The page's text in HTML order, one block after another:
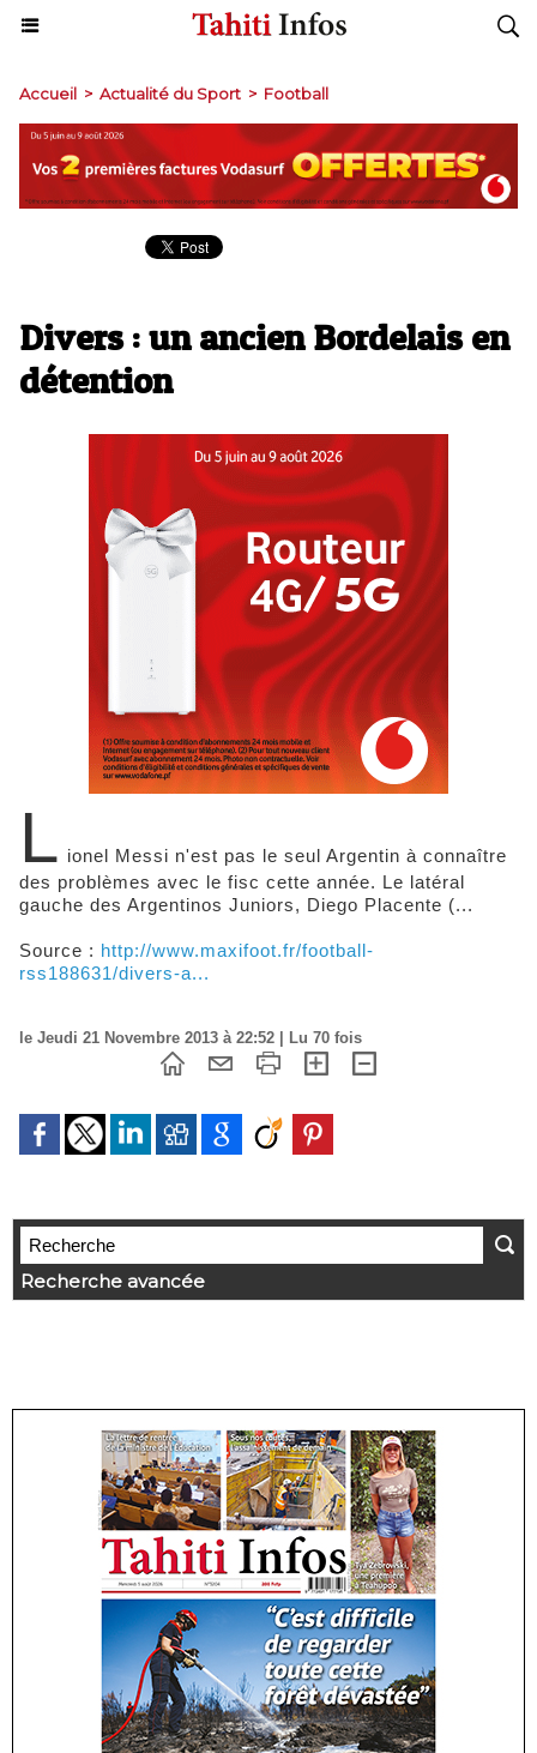
Accueil > Actualité du Sport > Football
Divers : un ancien Bordelais en
détention
L ionel Messi n'est pas le seul Argentin à connaître
des problèmes avec le fisc cette année. Le latéral
gauche des Argentinos Juniors, Diego Placente (...
Source : http://www.maxifoot.fr/football-
rss188631/divers-a...
le Jeudi 21 Novembre 2013 à 22:52 | Lu 70 fois
Recherche avancée